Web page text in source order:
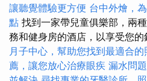
讓聽覺體驗更方便 台中外燴，
點 找到一家帶兒童俱樂部，兩
務和健身房的酒店，以享受您的
月子中心，幫助您找到最適合
薦，讓您放心治療眼疾 漏水問